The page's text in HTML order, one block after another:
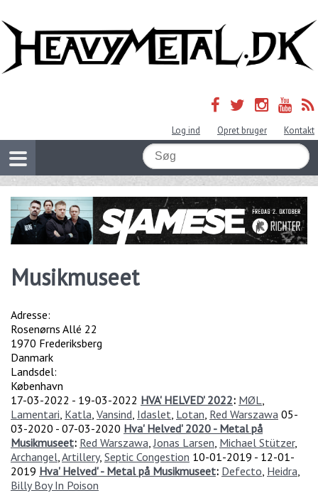
Log ind Opret bruger Kontakt
Musikmuseet
Adresse:
Rosenørns Allé 22
1970 Frederiksberg
Danmark
Landsdel:
København
17-03-2022 - 19-03-2022 HVA' HELVED' 2022: MØL
Lamentari Katla Vansind Idaslet Lotan Red Warszawa 05-
03-2020 - 07-03-2020 Hva' Helved' 2020 - Metal på
Musikmuseet: Red Warszawa Jonas Larsen Michael Stützer,
Archangel Artillery, Septic Congestion 10-01-2019 - 12-01-
2019 Hva' Helved' - Metal på Musikmuseet: Defecto Heidra
Billy Boy In Poison